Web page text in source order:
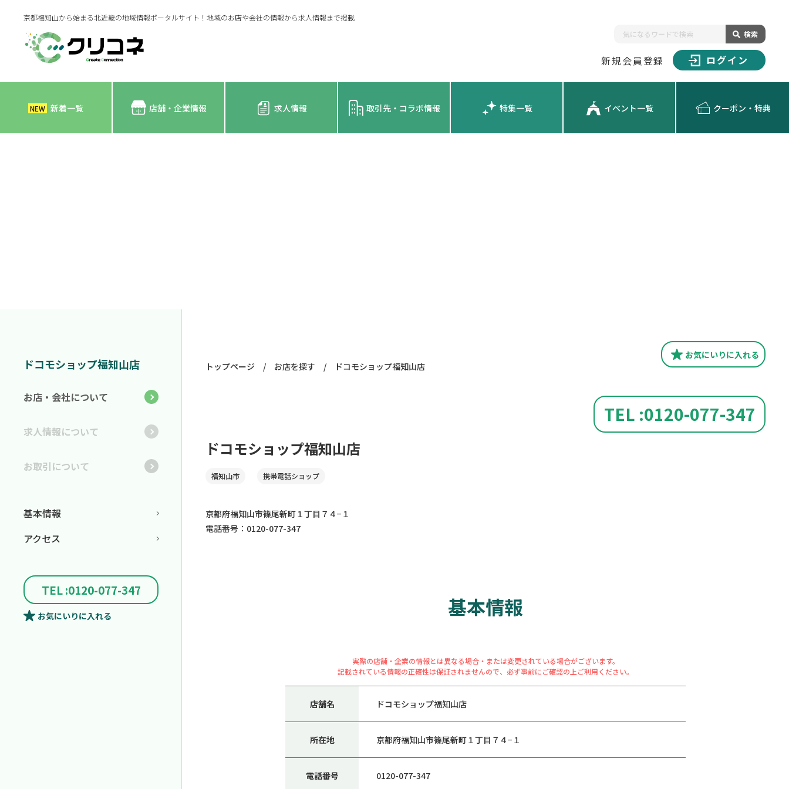
京都福知山から始まる北近畿の地域情報ポータルサイト！地域のお店や会社の情報から求人情報まで掲載
検索
新規会員登録 ログイン
NEW 新着一覧 店舗・企業情報 求人情報 取引先・コラボ情報 特集一覧 イベント一覧 クーポン・特典
トップページ / お店を探す / ドコモショップ福知山店
お気にいりに入れる
TEL :0120-077-347
ドコモショップ福知山店
福知山市 携帯電話ショップ
京都府福知山市篠尾新町１丁目７４−１
電話番号：0120-077-347
基本情報
実際の店舗・企業の情報とは異なる場合・または変更されている場合がございます。
記載されている情報の正確性は保証されませんので、必ず事前にご確認の上ご利用ください。
店舗名 ドコモショップ福知山店
所在地 京都府福知山市篠尾新町１丁目７４−１
電話番号 0120-077-347
ドコモショップ福知山店
お店・会社について
求人情報について
お取引について
基本情報
アクセス
TEL :0120-077-347
お気にいりに入れる